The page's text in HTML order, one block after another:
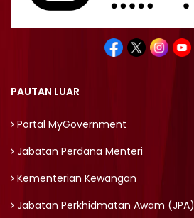
PAUTAN LUAR
Portal MyGovernment
Jabatan Perdana Menteri
Kementerian Kewangan
Jabatan Perkhidmatan Awam (JPA)